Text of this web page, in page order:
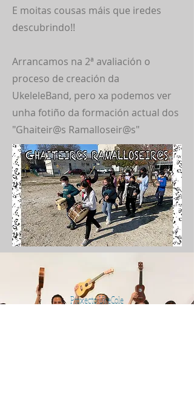
E moitas cousas máis que iredes
descubrindo!!
Arrancamos na 2ª avaliación o
proceso de creación da
UkeleleBand, pero xa podemos ver
unha fotiño da formación actual dos
"Ghaiteir@s Ramalloseir@s"
Proxecto UkeCole